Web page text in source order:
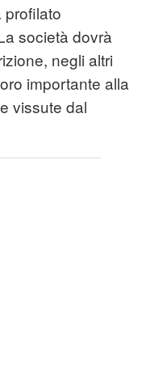
profilato
società dovrà
negli altri
importante alla
vissute dal